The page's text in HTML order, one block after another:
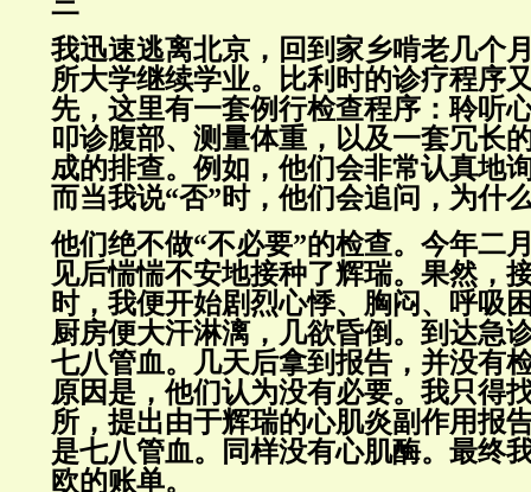
我迅速逃离北京，回到家乡啃老几个
所大学继续学业。比利时的诊疗程序
先，这里有一套例行检查程序：聆听
叩诊腹部、测量体重，以及一套冗长
成的排查。例如，他们会非常认真地
而当我说“否”时，他们会追问，为什
他们绝不做“不必要”的检查。今年二
见后惴惴不安地接种了辉瑞。果然，
时，我便开始剧烈心悸、胸闷、呼吸
厨房便大汗淋漓，几欲昏倒。到达急
七八管血。几天后拿到报告，并没
原因是，他们认为没有必要。我只得
所，提出由于辉瑞的心肌炎副作用报
是七八管血。同样没有心肌酶。最终
欧的账单。